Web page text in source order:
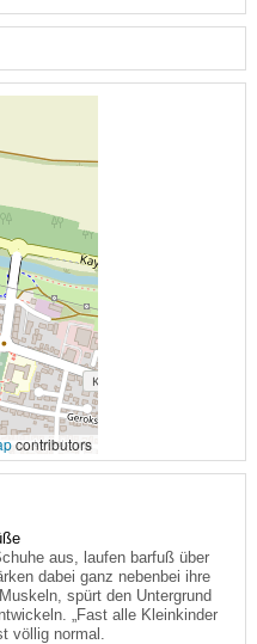
contributors
aus, laufen barfuß über
dabei ganz nebenbei ihre
spürt den Untergrund
„Fast alle Kleinkinder
völlig normal.